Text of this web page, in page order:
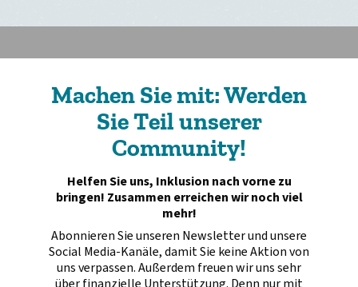
Machen Sie mit: Werden
Sie Teil unserer
Community!
Helfen Sie uns, Inklusion nach vorne zu
bringen! Zusammen erreichen wir noch viel
mehr!
Abonnieren Sie unseren Newsletter und unsere
Social Media-Kanäle, damit Sie keine Aktion von
uns verpassen. Außerdem freuen wir uns sehr